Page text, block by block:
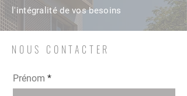
l'intégralité de vos besoins
NOUS CONTACTER
Prénom